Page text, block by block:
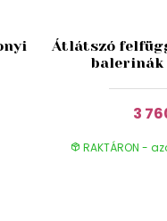
Átlátszó
balerinák
3
RAKTÁRON -